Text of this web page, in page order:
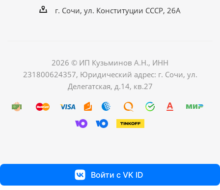
г. Сочи, ул. Конституции СССР, 26А
2026 © ИП Кузьминов А.Н., ИНН
231800624357, Юридический адрес: г. Сочи, ул.
Делегатская, д.14, кв.27
Войти с VK ID